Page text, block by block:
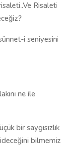
Risaleti
i seniyesini
ne ile
bir saygısızlık
bilmemiz